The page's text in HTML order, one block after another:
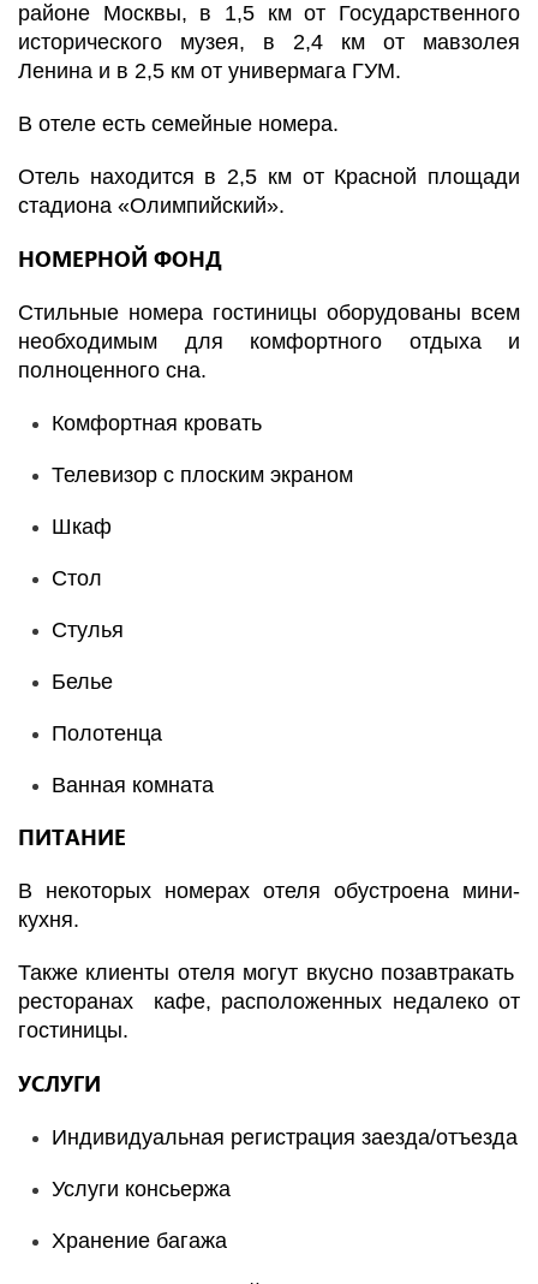
районе Москвы, в 1,5 км от Государственного
исторического музея, в 2,4 км от мавзолея
Ленина и в 2,5 км от универмага ГУМ.
В отеле есть семейные номера.
Отель находится в 2,5 км от Красной площади
стадиона «Олимпийский».
НОМЕРНОЙ ФОНД
Стильные номера гостиницы оборудованы всем
необходимым для комфортного отдыха и
полноценного сна.
Комфортная кровать
Телевизор с плоским экраном
Шкаф
Стол
Стулья
Белье
Полотенца
Ванная комната
ПИТАНИЕ
В некоторых номерах отеля обустроена мини-
кухня.
Также клиенты отеля могут вкусно позавтракать
ресторанах кафе, расположенных недалеко от
гостиницы.
УСЛУГИ
Индивидуальная регистрация заезда/отъезда
Услуги консьержа
Хранение багажа